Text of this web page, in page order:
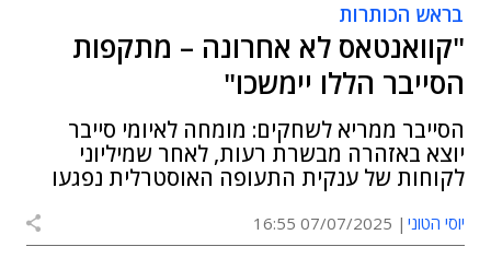
בראש הכותרות
"קוואנטאס לא אחרונה – מתקפות
הסייבר הללו יימשכו"
הסייבר ממריא לשחקים: מומחה לאיומי סייבר
יוצא באזהרה מבשרת רעות, לאחר שמיליוני
לקוחות של ענקית התעופה האוסטרלית נפגעו
יוסי הטוני 07/07/2025 16:55